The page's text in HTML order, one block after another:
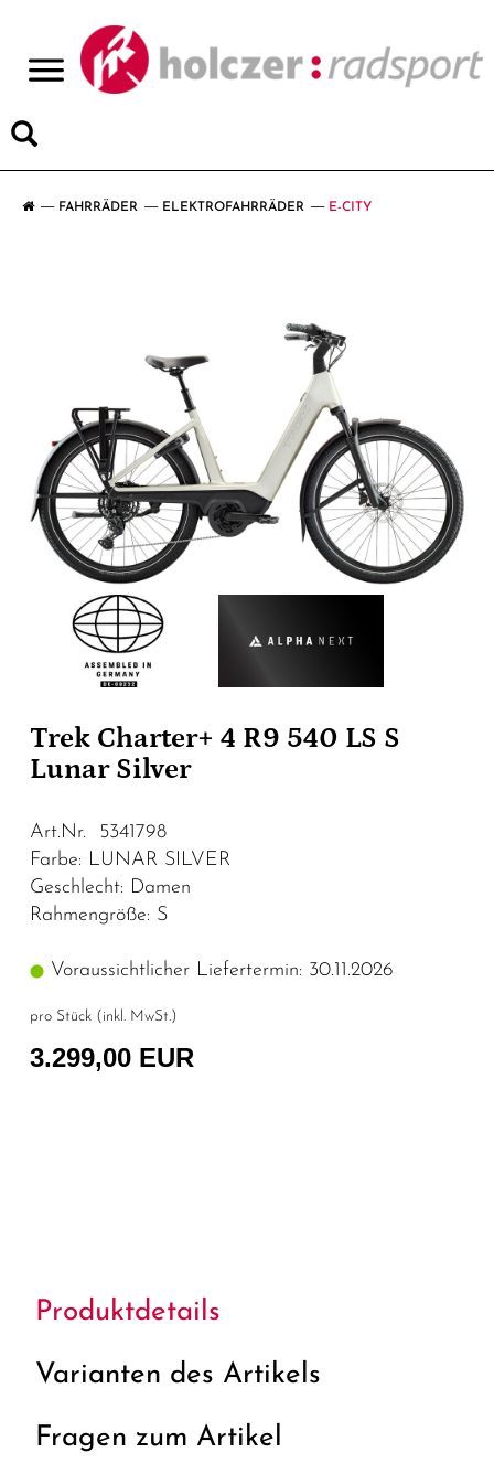
FAHRRÄDER ELEKTROFAHRRÄDER E-CITY
Trek Charter+ 4 R9 540 LS S
Lunar Silver
Art.Nr. 5341798
Farbe: LUNAR SILVER
Geschlecht: Damen
Rahmengröße: S
Voraussichtlicher Liefertermin: 30.11.2026
pro Stück (inkl. MwSt.)
3.299,00 EUR
Produktdetails
Varianten des Artikels
Fragen zum Artikel